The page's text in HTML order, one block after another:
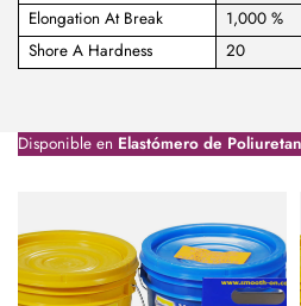
Elongation At Break
1,000 %
Shore A Hardness
20
Disponible en Elastómero de